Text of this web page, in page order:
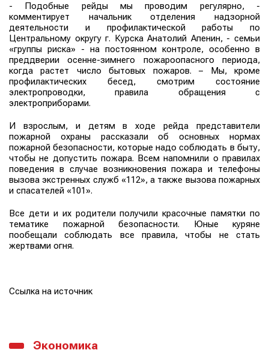
- Подобные рейды мы проводим регулярно, -
комментирует начальник отделения надзорной
деятельности и профилактической работы по
Центральному округу г. Курска Анатолий Апенин, - семьи
«группы риска» - на постоянном контроле, особенно в
преддверии осенне-зимнего пожароопасного периода,
когда растет число бытовых пожаров. – Мы, кроме
профилактических бесед, смотрим состояние
электропроводки, правила обращения с
электроприборами.
И взрослым, и детям в ходе рейда представители
пожарной охраны рассказали об основных нормах
пожарной безопасности, которые надо соблюдать в быту,
чтобы не допустить пожара. Всем напомнили о правилах
поведения в случае возникновения пожара и телефоны
вызова экстренных служб «112», а также вызова пожарных
и спасателей «101».
Все дети и их родители получили красочные памятки по
тематике пожарной безопасности. Юные куряне
пообещали соблюдать все правила, чтобы не стать
жертвами огня.
Ссылка на источник
Экономика